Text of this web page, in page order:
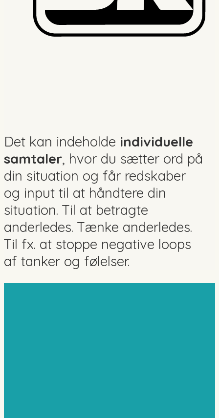
Det kan indeholde individuelle
samtaler, hvor du sætter ord på
din situation og får redskaber
og input til at håndtere din
situation. Til at betragte
anderledes. Tænke anderledes.
Til fx. at stoppe negative loops
af tanker og følelser.